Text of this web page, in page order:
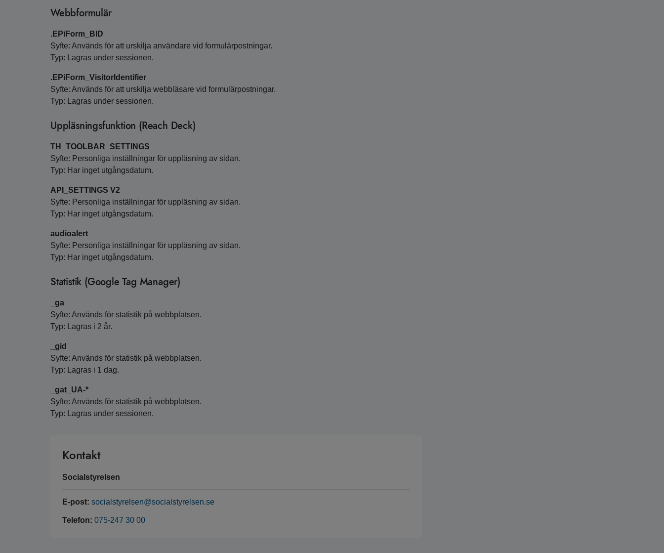
Webbformulär
.EPiForm_BID
Syfte: Används för att urskilja användare vid formulärpostningar.
Typ: Lagras under sessionen.
.EPiForm_VisitorIdentifier
Syfte: Används för att urskilja webbläsare vid formulärpostningar.
Typ: Lagras under sessionen.
Uppläsningsfunktion (Reach Deck)
TH_TOOLBAR_SETTINGS
Syfte: Personliga inställningar för uppläsning av sidan.
Typ: Har inget utgångsdatum.
API_SETTINGS V2
Syfte: Personliga inställningar för uppläsning av sidan.
Typ: Har inget utgångsdatum.
audioalert
Syfte: Personliga inställningar för uppläsning av sidan.
Typ: Har inget utgångsdatum.
Statistik (Google Tag Manager)
_ga
Syfte: Används för statistik på webbplatsen.
Typ: Lagras i 2 år.
_gid
Syfte: Används för statistik på webbplatsen.
Typ: Lagras i 1 dag.
_gat_UA-*
Syfte: Används för statistik på webbplatsen.
Typ: Lagras under sessionen.
Kontakt
Socialstyrelsen
E-post: socialstyrelsen@socialstyrelsen.se
Telefon: 075-247 30 00